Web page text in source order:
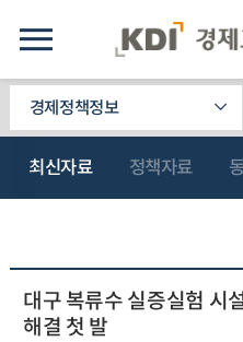
경제정책정보
최신자료 정책자료
대구 복류수 실증실험 시
해결 첫 발